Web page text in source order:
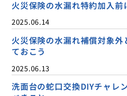
火災保険の水漏れ特約加入前
2025.06.14
火災保険の水漏れ補償対象外
ておこう
2025.06.13
洗面台の蛇口交換DIYチャレ